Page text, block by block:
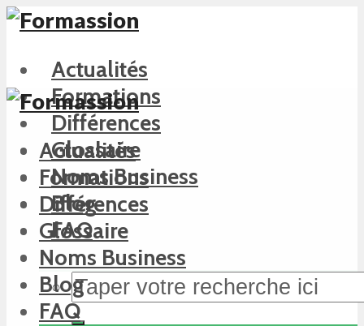
Actualités
Formations
Différences
Glossaire
Noms Business
Blog
FAQ
Actualités
Formations
Différences
Glossaire
Noms Business
Blog
FAQ